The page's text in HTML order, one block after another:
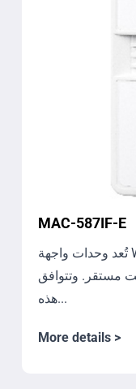
MAC-587IF-E
تُعد وحدات واجهة Wi-Fi الحالية خياراً موثوقاً للتطبيقات
مستقر. وتتوافق
هذه...
More details >